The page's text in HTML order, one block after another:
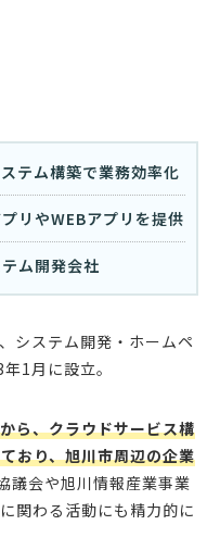
テム構築で業務効率化
リやWEBアプリを提供
ム開発会社
システム開発・ホームペ
1月に設立。
ら、クラウドサービス構
おり、旭川市周辺の企業
議会や旭川情報産業事業
関わる活動にも精力的に